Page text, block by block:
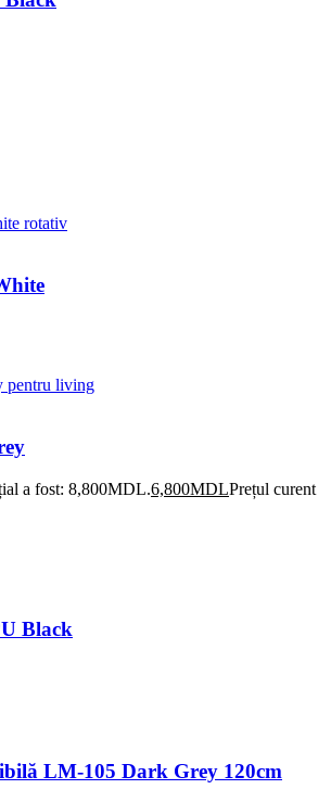
a fost: 8,800MDL.6,800MDLPrețul curent
Black
LM-105 Dark Grey 120cm